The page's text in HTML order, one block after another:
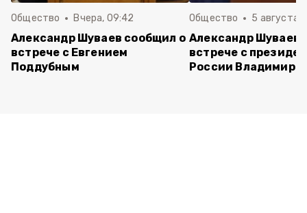
Общество Вчера, 09:42
Александр Шуваев сообщил о
встрече с Евгением
Поддубным
Общество 5 августа ,
Александр Шуваев
встрече с
России